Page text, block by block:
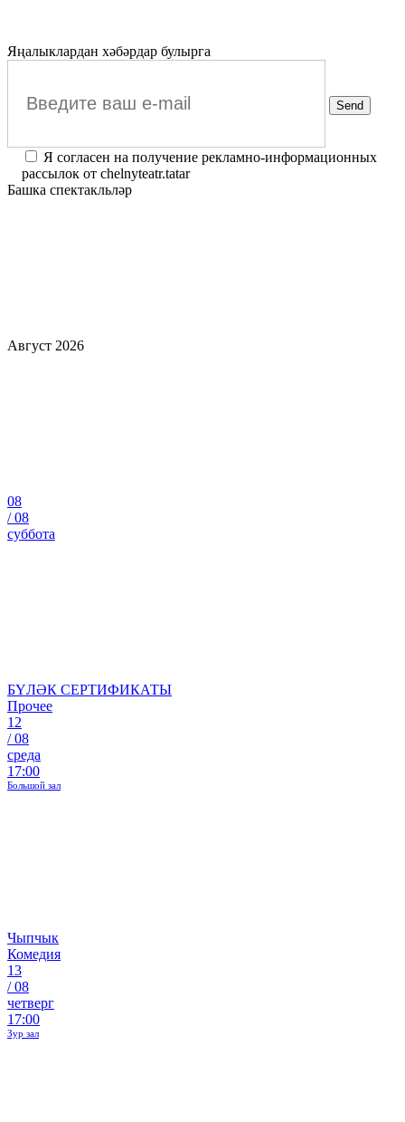
Яңалыклардан хәбәрдар булырга
Я согласен на получение рекламно-информационных
рассылок от chelnyteatr.tatar
Башка спектакльләр
Август 2026
08
/08
суббота
БҮЛӘК СЕРТИФИКАТЫ
Прочее
12
/08
среда
17:00
Большой зал
Чыпчык
Комедия
13
/08
четверг
17:00
Зур зал